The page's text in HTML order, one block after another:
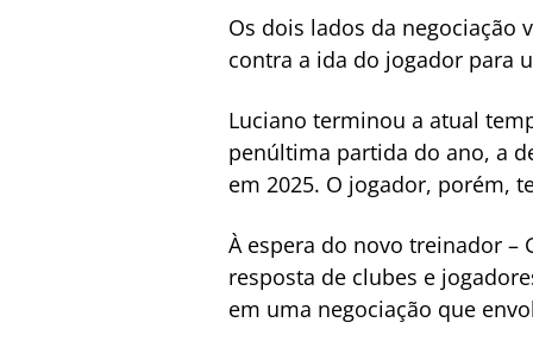
Os dois lados da negociação
contra a ida do jogador para
Luciano terminou a atual
penúltima partida do ano, a
em 2025. O jogador, porém,
À espera do novo treinador –
resposta de clubes e
em uma negociação que